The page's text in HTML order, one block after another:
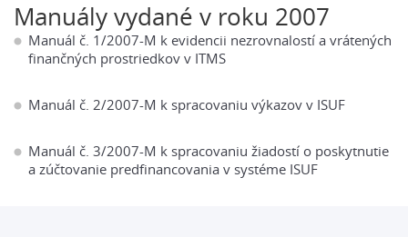
Manuály vydané v roku 2007
Manuál č. 1/2007-M k evidencii nezrovnalostí a vrátených
finančných prostriedkov v ITMS
Manuál č. 2/2007-M k spracovaniu výkazov v ISUF
Manuál č. 3/2007-M k spracovaniu žiadostí o poskytnutie
a zúčtovanie predfinancovania v systéme ISUF